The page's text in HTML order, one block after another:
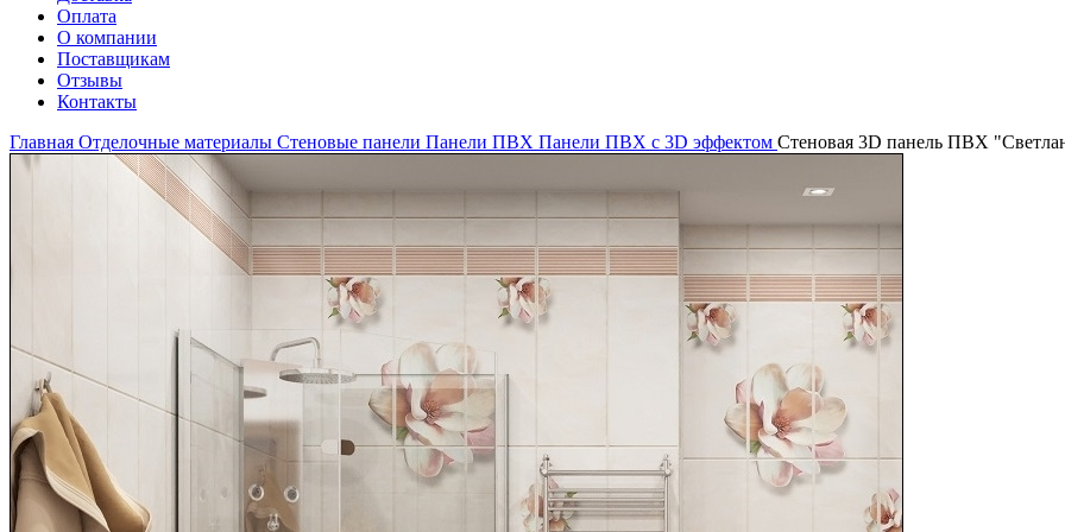
Оплата
О компании
Поставщикам
Отзывы
Контакты
Главная Отделочные материалы Стеновые панели Панели ПВХ Панели ПВХ с 3D эффектом Стеновая 3D панель ПВХ